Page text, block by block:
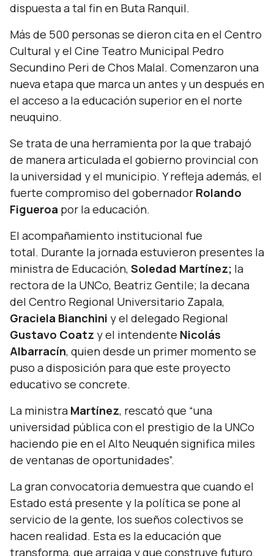
dispuesta a tal fin en Buta Ranquil.
Más de 500 personas se dieron cita en el Centro
Cultural y el Cine Teatro Municipal Pedro
Secundino Peri de Chos Malal. Comenzaron una
nueva etapa que marca un antes y un después en
el acceso a la educación superior en el norte
neuquino.
Se trata de una herramienta por la que trabajó
de manera articulada el gobierno provincial con
la universidad y el municipio. Y refleja además, el
fuerte compromiso del gobernador Rolando
Figueroa por la educación.
El acompañamiento institucional fue
total. Durante la jornada estuvieron presentes la
ministra de Educación, Soledad Martínez; la
rectora de la UNCo, Beatriz Gentile; la decana
del Centro Regional Universitario Zapala,
Graciela Bianchini y el delegado Regional
Gustavo Coatz y el intendente Nicolás
Albarracín, quien desde un primer momento se
puso a disposición para que este proyecto
educativo se concrete.
La ministra Martínez, rescató que “una
universidad pública con el prestigio de la UNCo
haciendo pie en el Alto Neuquén significa miles
de ventanas de oportunidades”.
La gran convocatoria demuestra que cuando el
Estado está presente y la política se pone al
servicio de la gente, los sueños colectivos se
hacen realidad. Esta es la educación que
transforma, que arraiga y que construye futuro.